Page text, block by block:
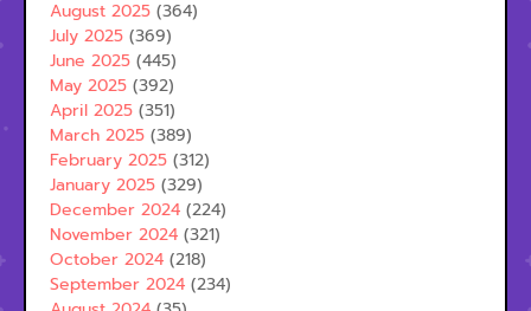
August 2025 (364)
July 2025 (369)
June 2025 (445)
May 2025 (392)
April 2025 (351)
March 2025 (389)
February 2025 (312)
January 2025 (329)
December 2024 (224)
November 2024 (321)
October 2024 (218)
September 2024 (234)